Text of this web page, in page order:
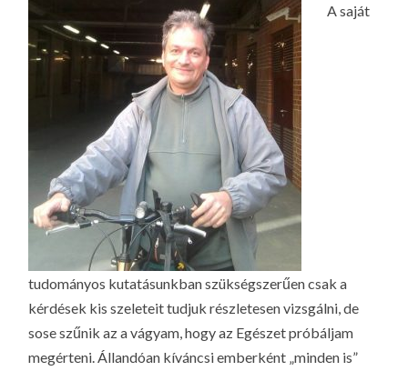
A saját
tudományos kutatásunkban szükségszerűen csak a
kérdések kis szeleteit tudjuk részletesen vizsgálni, de
sose szűnik az a vágyam, hogy az Egészet próbáljam
megérteni. Állandóan kíváncsi emberként „minden is”